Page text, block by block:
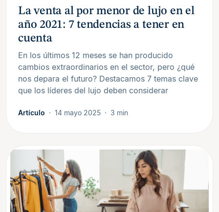
La venta al por menor de lujo en el
año 2021: 7 tendencias a tener en
cuenta
En los últimos 12 meses se han producido
cambios extraordinarios en el sector, pero ¿qué
nos depara el futuro? Destacamos 7 temas clave
que los líderes del lujo deben considerar
Artículo 14 mayo 2025 3 min